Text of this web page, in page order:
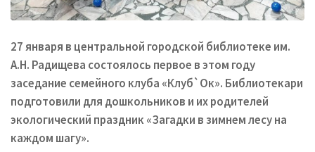
27 января в центральной городской библиотеке им.
А.Н. Радищева состоялось первое в этом году
заседание семейного клуба «Клуб`Ок». Библиотекари
подготовили для дошкольников и их родителей
экологический праздник «Загадки в зимнем лесу на
каждом шагу».